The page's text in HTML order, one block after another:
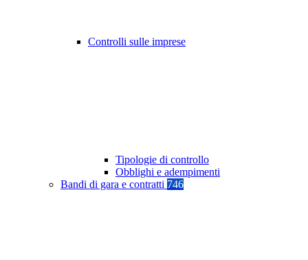
Controlli sulle imprese
Tipologie di controllo
Obblighi e adempimenti
Bandi di gara e contratti 746